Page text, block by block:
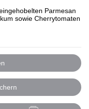
Parmesan
sowie Cherrytomaten